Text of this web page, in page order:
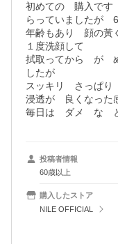
初めての　購入です
らっていましたが　
年齢もあり　顔の
１度洗顔して
拭取ってから　が　
したが
スッキリ　さっぱり
浸透が　良くなった
毎日は　ダメ　な　
投稿者情報
60歳以上
購入したストア
NILE OFFICIAL